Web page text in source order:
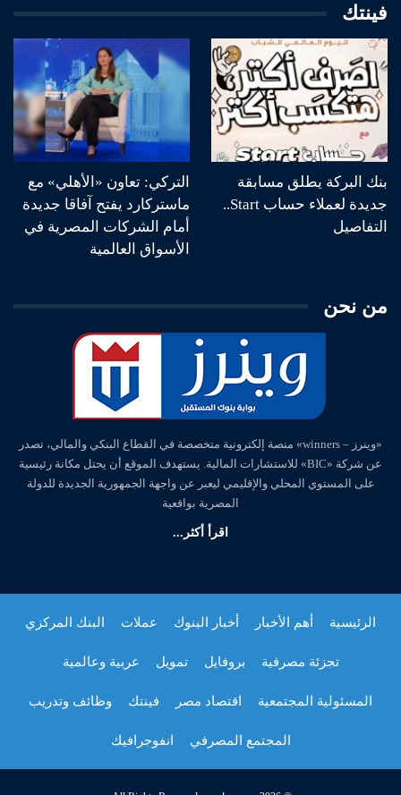
فينتك
بنك البركة يطلق مسابقة
جديدة لعملاء حساب Start..
التفاصيل
التركي: تعاون «الأهلي» مع
ماستركارد يفتح آفاقا جديدة
أمام الشركات المصرية في
الأسواق العالمية
من نحن
«وينرز – winners» منصة إلكترونية متخصصة في القطاع البنكي والمالي، تصدر
عن شركة «BIC» للاستشارات المالية. يستهدف الموقع أن يحتل مكانة رئيسية
على المستوي المحلي والإقليمي ليعبر عن واجهة الجمهورية الجديدة للدولة
المصرية بواقعية
اقرأ أكثر...
الرئيسية أهم الأخبار أخبار البنوك عملات البنك المركزي
تجزئة مصرفية بروفايل تمويل عربية وعالمية
المسئولية المجتمعية اقتصاد مصر فينتك وظائف وتدريب
المجتمع المصرفي انفوجرافيك